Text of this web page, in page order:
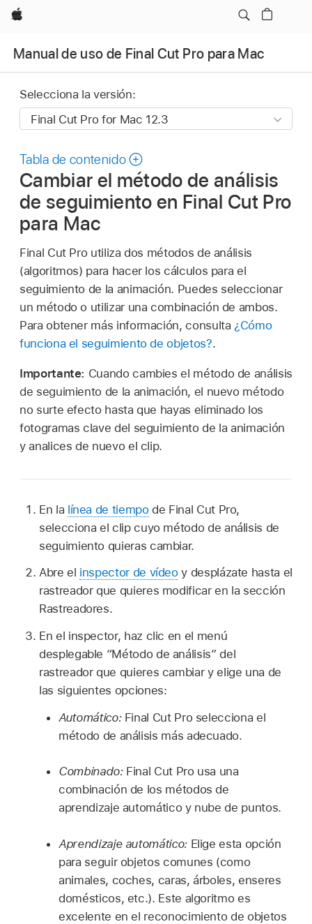
Apple
Manual de uso de Final Cut Pro para Mac
Selecciona la versión:
Tabla de contenido
Cambiar el método de análisis
de seguimiento en Final Cut Pro
para Mac
Final Cut Pro utiliza dos métodos de análisis
(algoritmos) para hacer los cálculos para el
seguimiento de la animación. Puedes seleccionar
un método o utilizar una combinación de ambos.
Para obtener más información, consulta ¿Cómo
funciona el seguimiento de objetos?.
Importante: Cuando cambies el método de análisis
de seguimiento de la animación, el nuevo método
no surte efecto hasta que hayas eliminado los
fotogramas clave del seguimiento de la animación
y analices de nuevo el clip.
En la línea de tiempode Final Cut Pro,
selecciona el clip cuyo método de análisis de
seguimiento quieras cambiar.
Abre el inspector de vídeoy desplázate hasta el
rastreador que quieres modificar en la sección
Rastreadores.
En el inspector, haz clic en el menú
desplegable “Método de análisis” del
rastreador que quieres cambiar y elige una de
las siguientes opciones:
Automático:Final Cut Pro selecciona el
método de análisis más adecuado.
Combinado:Final Cut Pro usa una
combinación de los métodos de
aprendizaje automático y nube de puntos.
Aprendizaje automático:Elige esta opción
para seguir objetos comunes (como
animales, coches, caras, árboles, enseres
domésticos, etc.). Este algoritmo es
excelente en el reconocimiento de objetos